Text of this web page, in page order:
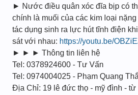
► Nước điều quân xóc đĩa bịp có
chính là muối của các kim loại
tác dụng sinh ra lực hút tĩnh điện
sát với nhau: https://youtu.be/
► ► ► Thông tin liên hệ
Tel: 0378924600 - Tư Vấn
Tel: 0974004025 - Phạm Quang
Địa Chỉ: 19 lê đức thọ - mỹ đình - từ